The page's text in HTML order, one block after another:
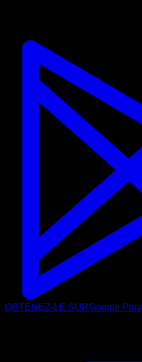
OBTENEZ-LE SURGoogle Play